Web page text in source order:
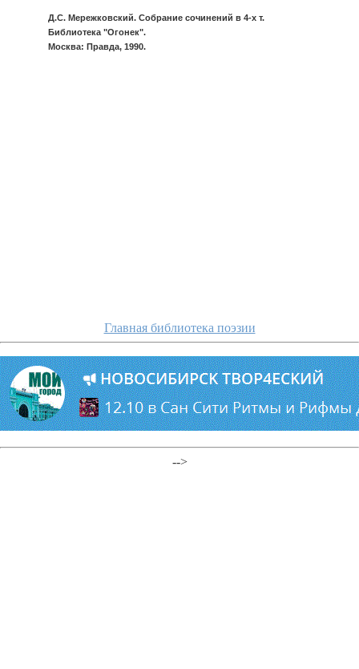
Д.С. Мережковский. Собрание сочинений в 4-х т.
Библиотека "Огонек".
Москва: Правда, 1990.
Главная библиотека поэзии
-->